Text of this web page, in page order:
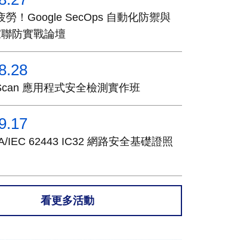
勞！Google SecOps 自動化防禦與
防實戰論壇
應用程式安全檢測實作班
IEC 62443 IC32 網路安全基礎證照
看更多活動